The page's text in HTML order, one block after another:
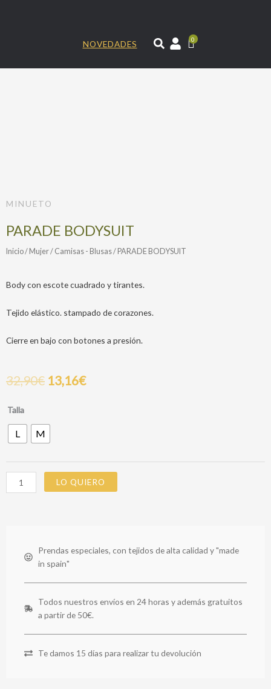
NOVEDADES
0
MINUETO
PARADE BODYSUIT
Inicio/ Mujer/ Camisas - Blusas/ PARADE BODYSUIT
Body con escote cuadrado y tirantes.
Tejido elástico. stampado de corazones.
Cierre en bajo con botones a presión.
32,90€ 13,16€
Talla
L M
PARADE
cantidad
LO QUIERO
Prendas especiales, con tejidos de alta calidad y "made
in spain"
Todos nuestros envíos en 24 horas y además gratuitos
a partir de 50€.
Te damos 15 días para realizar tu devolución